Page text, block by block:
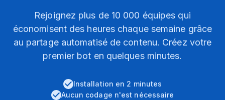
Rejoignez plus de 10 000 équipes qui
économisent des heures chaque semaine grâce
au partage automatisé de contenu. Créez votre
premier bot en quelques minutes.
Installation en 2 minutes
Aucun codage n'est nécessaire